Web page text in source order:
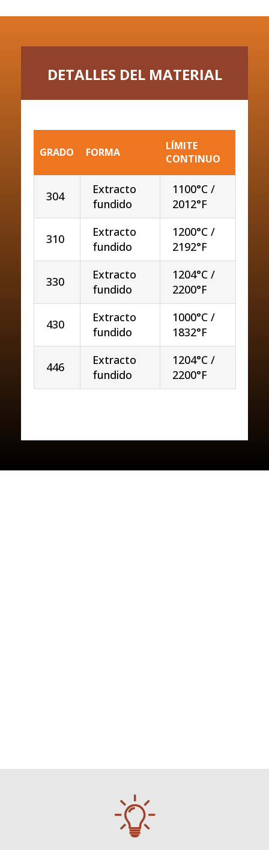
DETALLES DEL MATERIAL
GRADO FORMA
LÍMITE
CONTINUO
304
Extracto
fundido
1100°C /
2012°F
310
Extracto
fundido
1200°C /
2192°F
330
Extracto
fundido
1204°C /
2200°F
430
Extracto
fundido
1000°C /
1832°F
446
Extracto
fundido
1204°C /
2200°F